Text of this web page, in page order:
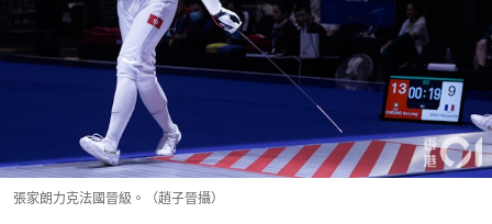
張家朗力克法國晉級。（趙子晉攝）